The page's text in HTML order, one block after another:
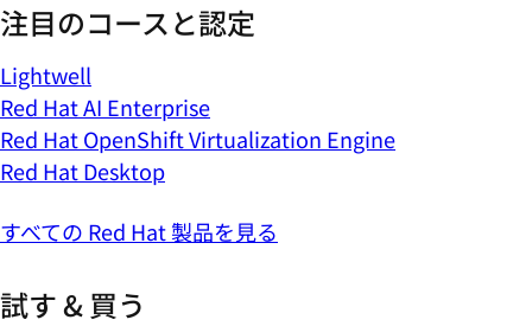
注目のコースと認定
Lightwell
Red Hat AI Enterprise
Red Hat OpenShift Virtualization Engine
Red Hat Desktop
すべての Red Hat 製品を見る
試す & 買う